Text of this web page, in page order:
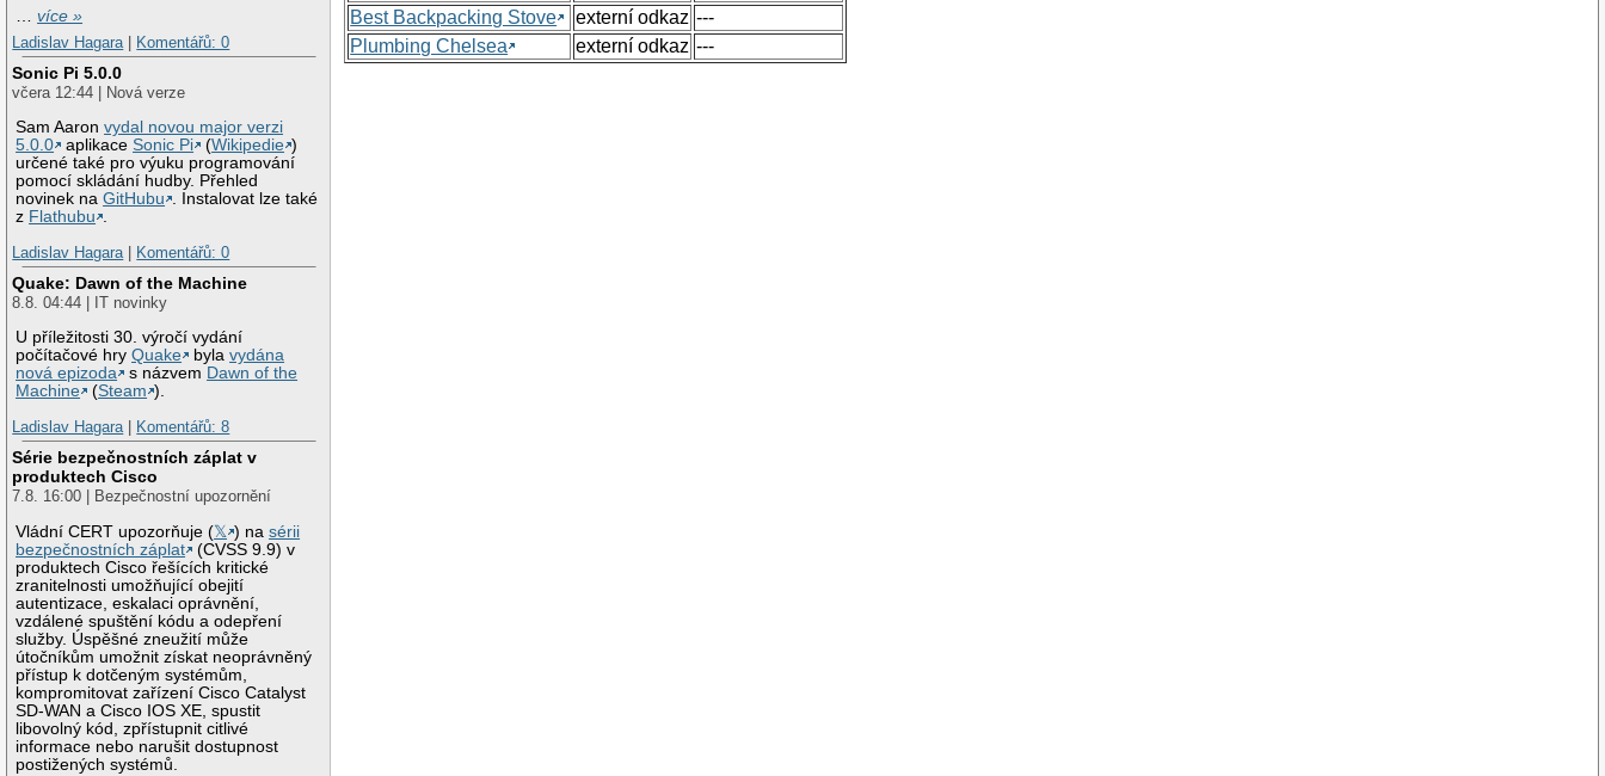
…více »
Ladislav Hagara
Komentářů: 0
Sonic Pi 5.0.0
včera 12:44 | Nová verze
Sam Aaronvydal novou major verzi
5.0.0
aplikaceSonic Pi (Wikipedie )
určené také pro výuku programování
pomocí skládání hudby. Přehled
novinek naGitHubu . Instalovat lze také
z Flathubu .
Ladislav Hagara
Komentářů: 0
Quake: Dawn of the Machine
8.8. 04:44 | IT novinky
U příležitosti 30. výročí vydání
počítačové hryQuake bylavydána
nová epizoda
s názvem Dawn of the
Machine
(Steam ).
Ladislav Hagara
Komentářů: 8
Série bezpečnostních záplat v
produktech Cisco
7.8. 16:00 | Bezpečnostní upozornění
Vládní CERT upozorňuje (𝕏 ) nasérii
bezpečnostních záplat
(CVSS 9.9) v
produktech Cisco řešících kritické
zranitelnosti umožňující obejití
autentizace, eskalaci oprávnění,
vzdálené spuštění kódu a odepření
služby. Úspěšné zneužití může
útočníkům umožnit získat neoprávněný
přístup k dotčeným systémům,
kompromitovat zařízení Cisco Catalyst
SD-WAN a Cisco IOS XE, spustit
libovolný kód, zpřístupnit citlivé
informace nebo narušit dostupnost
postižených systémů.
Best Backpacking Stove
externí odkaz ---
Plumbing Chelsea
externí odkaz ---